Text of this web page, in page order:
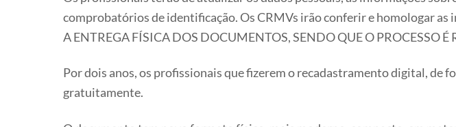
comprobatórios de identificação. Os CRMVs irão conferir e homologar
A ENTREGA FÍSICA DOS DOCUMENTOS, SENDO QUE O PROCESSO
Por dois anos, os profissionais que fizerem o recadastramento digital, de
gratuitamente.